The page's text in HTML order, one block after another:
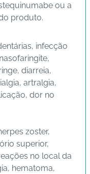
ou a
produto.
infecção
diarreia,
artralgia,
dor no
zoster,
superior,
no local da
hematoma,